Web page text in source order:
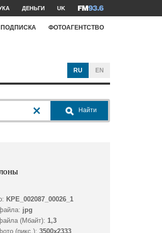
ДЕНЬГИ UK
ПОДПИСКА ФОТОАГЕНТСТВО
RU EN
Найти
KPE_002087_00026_1
jpg
(Мбайт): 1,3
(пикс.): 3500x2333